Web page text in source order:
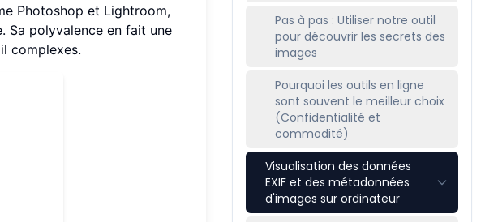
Photoshop et Lightroom,
Sa polyvalence en fait une
complexes.
Pas à pas : Utiliser notre outil
pour découvrir les secrets des
images
Pourquoi les outils en ligne
sont souvent le meilleur choix
(Confidentialité et
commodité)
Visualisation des données
EXIF et des métadonnées
d'images sur ordinateur